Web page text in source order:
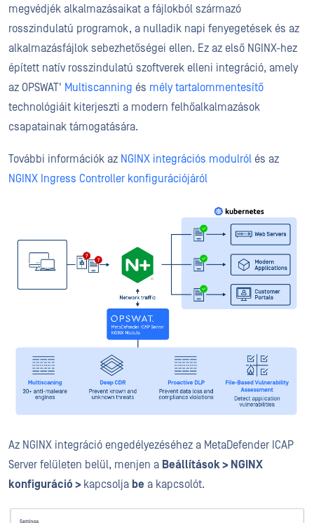
megvédjék alkalmazásaikat a fájlokból származó
rosszindulatú programok, a nulladik napi fenyegetések és az
alkalmazásfájlok sebezhetőségei ellen. Ez az első NGINX-hez
épített natív rosszindulatú szoftverek elleni integráció, amely
az OPSWAT' Multiscanning és mély tartalommentesítő
technológiáit kiterjeszti a modern felhőalkalmazások
csapatainak támogatására.
További információk az NGINX integrációs modulról és az
NGINX Ingress Controller konfigurációjáról
Az NGINX integráció engedélyezéséhez a MetaDefender ICAP
Server felületen belül, menjen a Beállítások > NGINX
konfiguráció > kapcsolja be a kapcsolót.